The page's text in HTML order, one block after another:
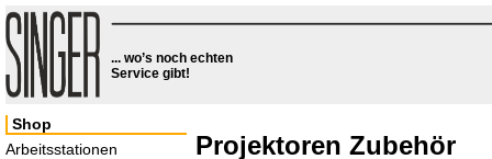
... wo’s noch echten
Service gibt!
Projektoren Zubehör
Shop
Arbeitsstationen